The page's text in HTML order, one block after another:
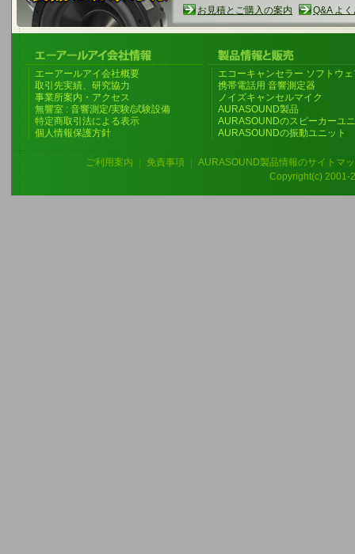
お見積とご購入の案内 Q&A よ
エーアールアイ会社概要
取引先実績、研究協力
事業所案内・アクセス
無響室 : 音響測定/実験/試験設備
特定商取引法による表示
個人情報保護方針
エコーキャンセラー ソフトウ
携帯電話用 音響測定器
ノイズキャンセルマイク
AURASOUND製品
AURASOUNDのスピーカーユ
AURASOUNDの振動ユニット
ご利用案内 免責事項
AURASOUND製品情報のサイトマ
Copyright(c) 2001-